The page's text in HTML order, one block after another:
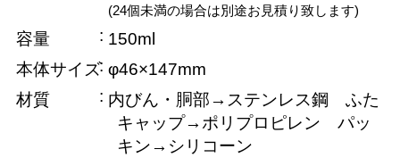
(24個未満の場合は別途お見積り致します)
容量
150ml
本体サイズ φ46×147mm
材質
内びん・胴部→ステンレス鋼 ふた
キャップ→ポリプロピレン パッ
キン→シリコーン